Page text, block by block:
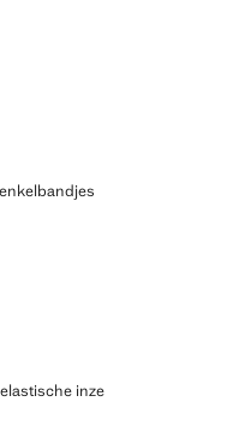
MET ENKELBANDJES
inze
EN ELASTISCHE INZE